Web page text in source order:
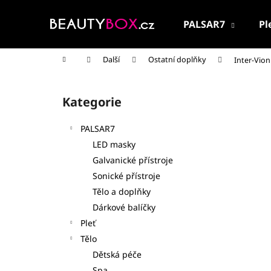
PALSAR7
Domů Další Ostatní doplňky Inter-
Přeskočit
kategorie
Kategorie
PALSAR7
LED masky
Galvanické přístroje
Sonické přístroje
Tělo a doplňky
Dárkové balíčky
Pleť
Tělo
Dětská péče
í
Zpět
do
Zpět
do
PALSAR7 CESTOVNÍ KOSMETICKÁ SADA